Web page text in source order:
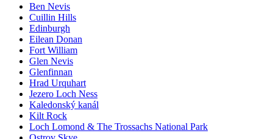
Ben Nevis
Cuillin Hills
Edinburgh
Eilean Donan
Fort William
Glen Nevis
Glenfinnan
Hrad Urquhart
Jezero Loch Ness
Kaledonský kanál
Kilt Rock
Loch Lomond & The Trossachs National Park